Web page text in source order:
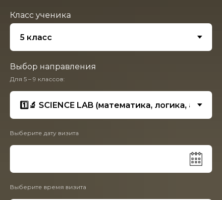
Класс ученика
Выбор направления
Для 5 – 9 классов:
Выберите дату визита
Выберите время визита